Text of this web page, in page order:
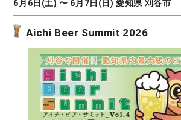
6月6日(土) 〜 6月7日(日) 愛知県 刈谷市
Aichi Beer Summit 2026